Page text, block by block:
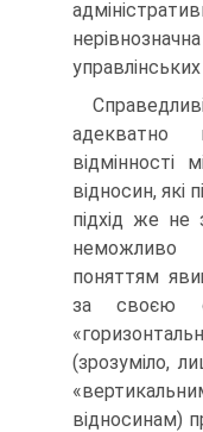
адекватно
відносин, які
підхід же не
неможливо
поняттям
за своєю
(зрозуміло,
відносинам)